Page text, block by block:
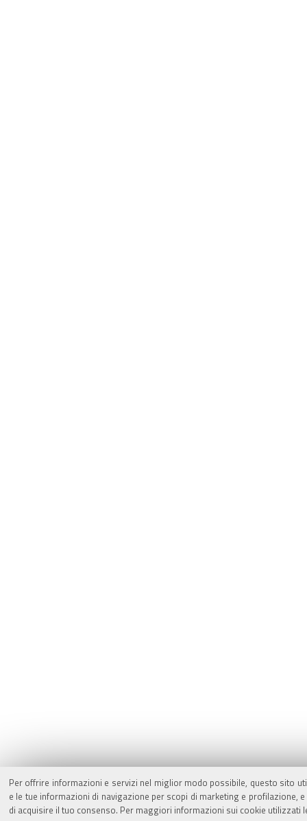
Per offrire informazioni e servizi nel miglior modo possibile, questo sito
e le tue informazioni di navigazione per scopi di marketing e
di acquisire il tuo consenso. Per maggiori informazioni sui cookie utilizzati